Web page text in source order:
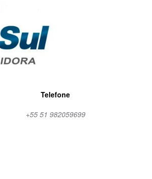
Telefone
+55 51 982059699